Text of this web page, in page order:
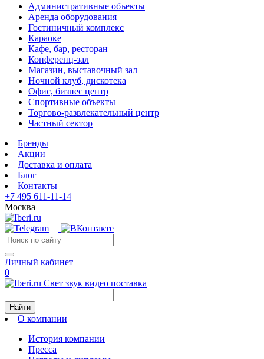
Административные объекты
Аренда оборудования
Гостиничный комплекс
Караоке
Кафе, бар, ресторан
Конференц-зал
Магазин, выставочный зал
Ночной клуб, дискотека
Офис, бизнес центр
Спортивные объекты
Торгово-развлекательный центр
Частный сектор
Бренды
Акции
Доставка и оплата
Блог
Контакты
+7 495 611-11-14
Москва
Личный кабинет
0
Свет звук видео поставка
Найти
О компании
История компании
Пресса